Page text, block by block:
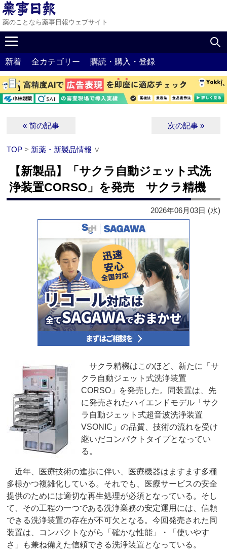
薬のことなら薬事日報ウェブサイト
新着 全カテゴリー 購読・購入・登録
« 前の記事 次の記事 »
TOP > 新薬・新製品情報 ∨
【新製品】「サクラ自動ジェット式洗
浄装置CORSO」を発売 サクラ精機
2026年06月03日 (水)
サクラ精機はこのほど、新たに「サ
クラ自動ジェット式洗浄装置
CORSO」を発売した。同装置は、先
に発売されたハイエンドモデル「サク
ラ自動ジェット式超音波洗浄装置
VSONIC」の品質、技術の流れを受け
継いだコンパクトタイプとなってい
る。
近年、医療技術の進歩に伴い、医療機器はますます多種
多様かつ複雑化している。それでも、医療サービスの安全
提供のためには適切な再生処理が必須となっている。そし
て、その工程の一つである洗浄業務の安定運用には、信頼
できる洗浄装置の存在が不可欠となる。今回発売された同
装置は、コンパクトながら「確かな性能」・「使いやす
さ」も兼ね備えた信頼できる洗浄装置となっている。